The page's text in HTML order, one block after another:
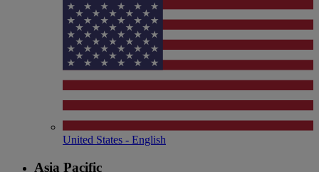
United States - English
Asia Pacific